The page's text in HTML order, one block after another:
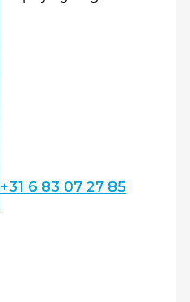
+31 6 83 07 27 85